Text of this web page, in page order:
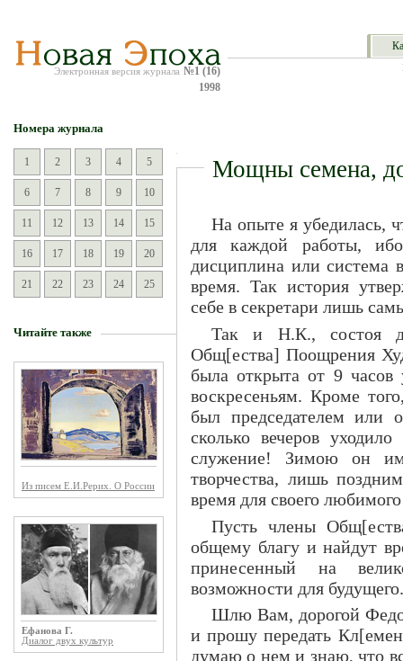
Электронная версия журнала №1 (16)
1998
Номера журнала
1 2 3 4 5
6 7 8 9 10
11 12 13 14 15
16 17 18 19 20
21 22 23 24 25
Читайте также
Из писем Е.И.Рерих. О России
Ефанова Г.
Диалог двух культур
Мощны семена,
На опыте я убедилась,
для каждой работы,
дисциплина или система
время. Так история
себе в секретари лишь
Так и Н.К., состоя
Общ[ества] Поощрения
была открыта от 9
воскресеньям. Кроме
был председателем или
сколько вечеров
служение! Зимою он
творчества, лишь
время для своего
Пусть члены
общему благу и найдут
принесенный на
возможности для будущего.
Шлю Вам, дорогой
и прошу передать
думаю о нем и знаю, что